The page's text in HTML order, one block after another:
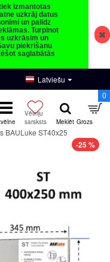
izmantotas
uzkrāj datus
un palīdz
Turpinot
uzkrāsim un
piekrišanu
saglabātās
Latviešu
0
BAULuke ST40x25
-25 %